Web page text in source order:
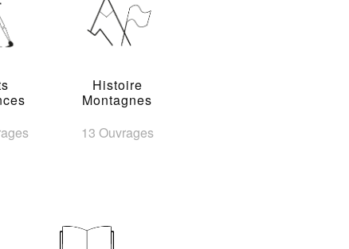
Histoire
Montagnes
13 Ouvrages